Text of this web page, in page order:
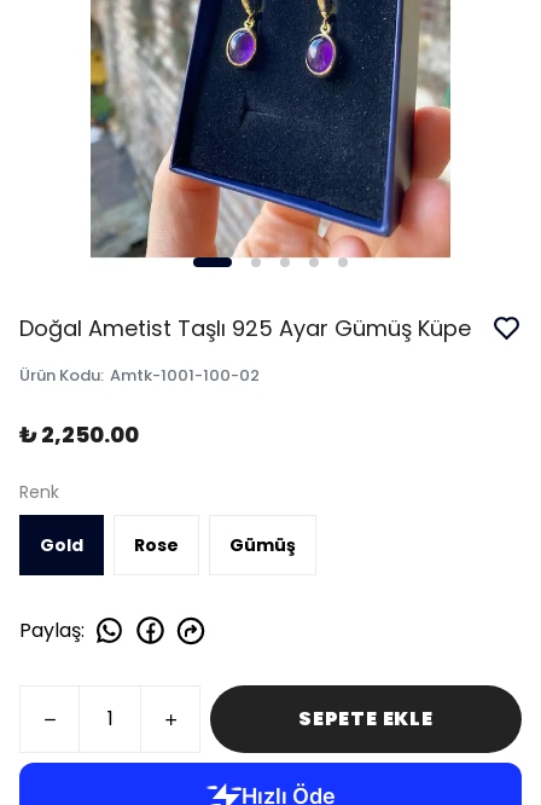
Doğal Ametist Taşlı 925 Ayar Gümüş Küpe
Ürün Kodu: Amtk-1001-100-02
₺ 2,250.00
Renk
Gold Rose Gümüş
Paylaş:
SEPETE EKLE